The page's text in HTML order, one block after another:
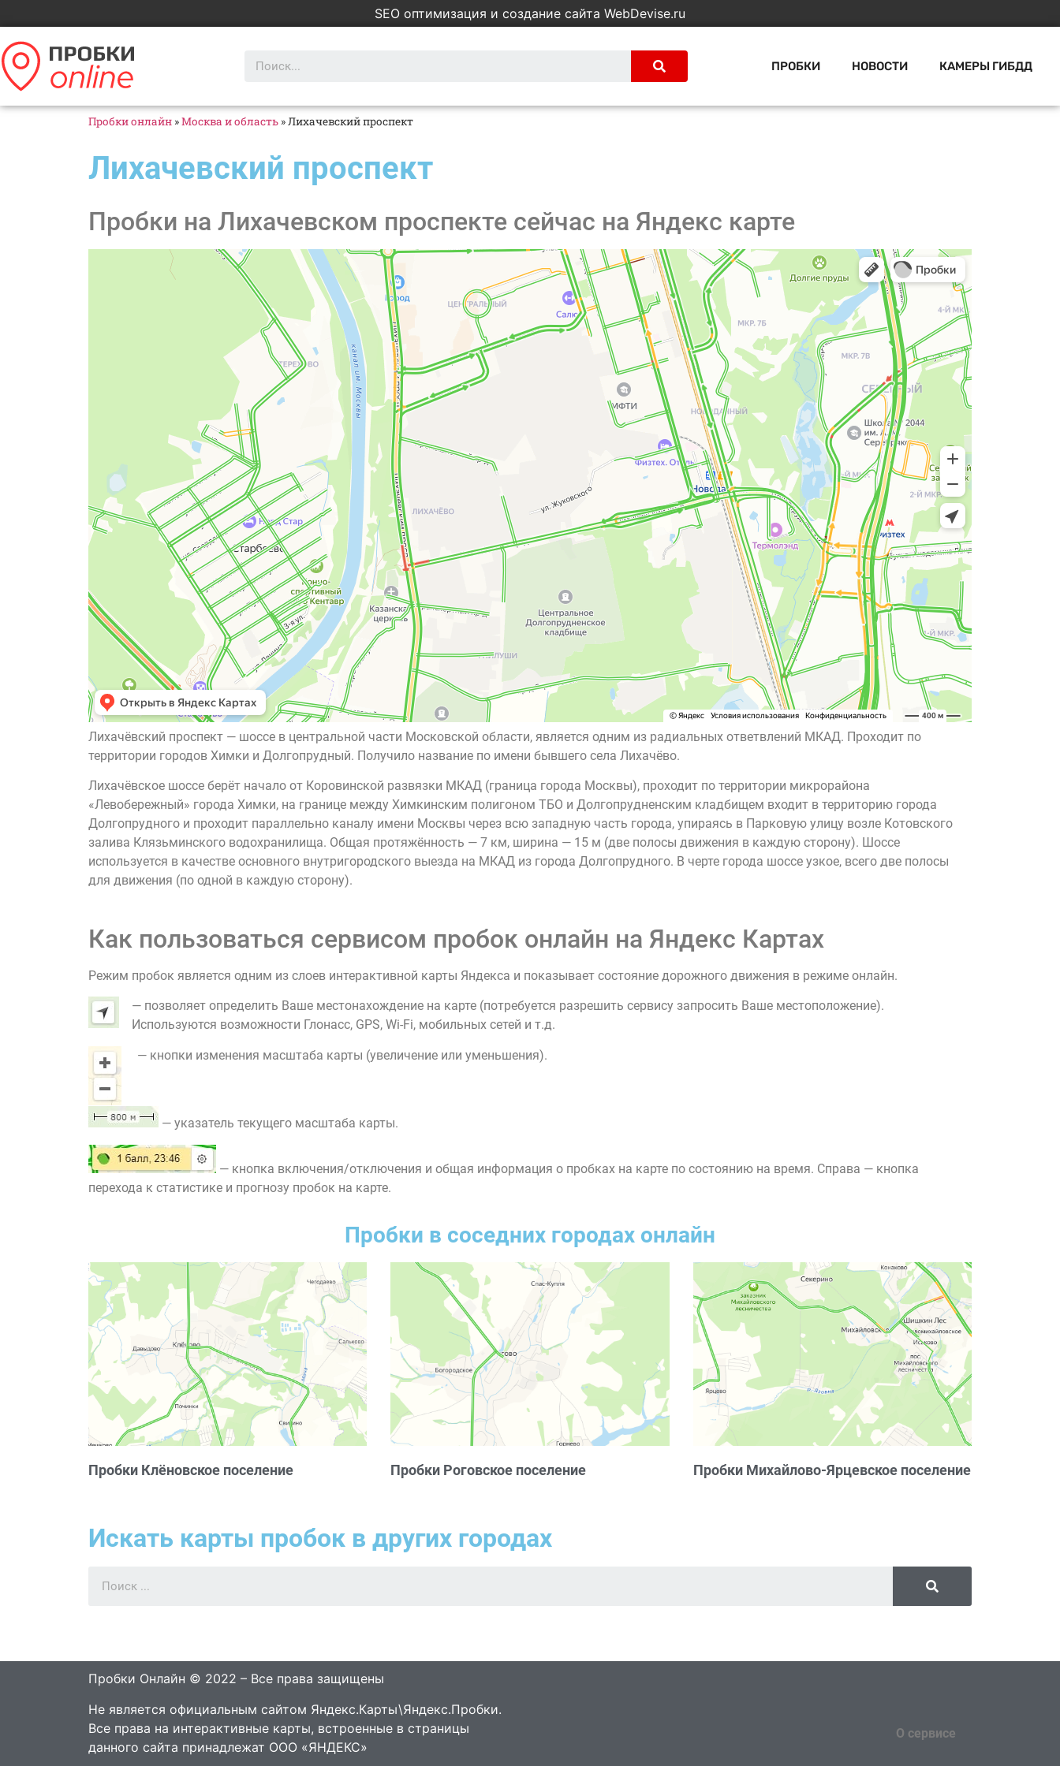
SEO оптимизация и создание сайта WebDevise.ru
ПРОБКИ НОВОСТИ КАМЕРЫ ГИБДД
Пробки онлайн »Москва и область »Лихачевский проспект
Лихачевский проспект
Пробки на Лихачевском проспекте сейчас на Яндекс карте
Лихачёвский проспект — шоссе в центральной части Московской области, является одним из радиальных ответвлений МКАД. Проходит по
территории городов Химки и Долгопрудный. Получило название по имени бывшего села Лихачёво.
Лихачёвское шоссе берёт начало от Коровинской развязки МКАД (граница города Москвы), проходит по территории микрорайона
«Левобережный» города Химки, на границе между Химкинским полигоном ТБО и Долгопрудненским кладбищем входит в территорию города
Долгопрудного и проходит параллельно каналу имени Москвы через всю западную часть города, упираясь в Парковую улицу возле Котовского
залива Клязьминского водохранилища. Общая протяжённость — 7 км, ширина — 15 м (две полосы движения в каждую сторону). Шоссе
используется в качестве основного внутригородского выезда на МКАД из города Долгопрудного. В черте города шоссе узкое, всего две полосы
для движения (по одной в каждую сторону).
Как пользоваться сервисом пробок онлайн на Яндекс Картах
Режим пробок является одним из слоев интерактивной карты Яндекса и показывает состояние дорожного движения в режиме онлайн.
— позволяет определить Ваше местонахождение на карте (потребуется разрешить сервису запросить Ваше местоположение).
Используются возможности Глонасс, GPS, Wi-Fi, мобильных сетей и т.д.
— кнопки изменения масштаба карты (увеличение или уменьшения).
— указатель текущего масштаба карты.
— кнопка включения/отключения и общая информация о пробках на карте по состоянию на время. Справа — кнопка
перехода к статистике и прогнозу пробок на карте.
Пробки в соседних городах онлайн
Пробки Клёновское поселение Пробки Роговское поселение Пробки Михайлово-Ярцевское поселение
Искать карты пробок в других городах
Пробки Онлайн © 2022 – Все права защищены
Не является официальным сайтом Яндекс.Карты\Яндекс.Пробки.
Все права на интерактивные карты, встроенные в страницы
данного сайта принадлежат ООО «ЯНДЕКС»
О сервисе